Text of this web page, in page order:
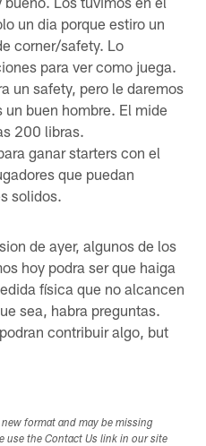
un dia porque estiro un
corner/safety. Lo
para ver como juega.
un safety, pero le daremos
un buen hombre. El mide
200 libras.
ganar starters con el
que puedan
solidos.
de ayer, algunos de los
hoy podra ser que haiga
física que no alcancen
sea, habra preguntas.
contribuir algo, but
format and may be missing
use the Contact Us link in our site